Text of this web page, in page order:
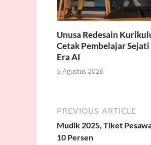
Unusa Redesain
Cetak Pembelajar Sejati
Era AI
5 Agustus 2026
PREVIOUS ARTICLE
Mudik 2025, Tiket
10 Persen